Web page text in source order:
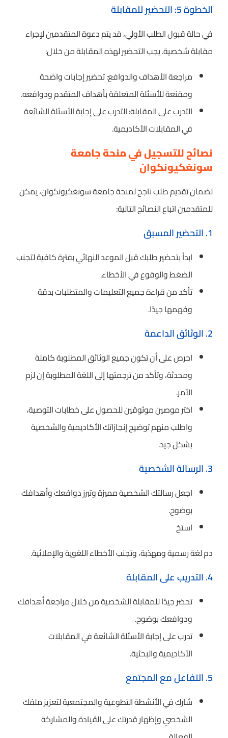
الخطوة 5: التحضير للمقابلة
في حالة قبول الطلب الأولي، قد يتم دعوة المتقدمين لإجراء
مقابلة شخصية. يجب التحضير لهذه المقابلة من خلال:
مراجعة الأهداف والدوافع: تحضير إجابات واضحة
ومقنعة للأسئلة المتعلقة بأهداف المتقدم ودوافعه.
التدرب على المقابلة: التدرب على إجابة الأسئلة الشائعة
في المقابلات الأكاديمية.
نصائح للتسجيل في منحة جامعة
سونغكيونكوان
لضمان تقديم طلب ناجح لمنحة جامعة سونغكيونكوان، يمكن
للمتقدمين اتباع النصائح التالية:
1. التحضير المسبق
ابدأ بتحضير طلبك قبل الموعد النهائي بفترة كافية لتجنب
الضغط والوقوع في الأخطاء.
تأكد من قراءة جميع التعليمات والمتطلبات بدقة
وفهمها جيدًا.
2. الوثائق الداعمة
احرص على أن تكون جميع الوثائق المطلوبة كاملة
ومحدثة، وتأكد من ترجمتها إلى اللغة المطلوبة إن لزم
الأمر.
اختر موصين موثوقين للحصول على خطابات التوصية،
واطلب منهم توضيح إنجازاتك الأكاديمية والشخصية
بشكل جيد.
3. الرسالة الشخصية
اجعل رسالتك الشخصية مميزة وتبرز دوافعك وأهدافك
بوضوح.
استخ
دم لغة رسمية ومهذبة، وتجنب الأخطاء اللغوية والإملائية.
4. التدريب على المقابلة
تحضر جيدًا للمقابلة الشخصية من خلال مراجعة أهدافك
ودوافعك بوضوح.
تدرب على إجابة الأسئلة الشائعة في المقابلات
الأكاديمية والبحثية.
5. التفاعل مع المجتمع
شارك في الأنشطة التطوعية والمجتمعية لتعزيز ملفك
الشخصي وإظهار قدرتك على القيادة والمشاركة